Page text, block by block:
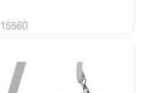
15560